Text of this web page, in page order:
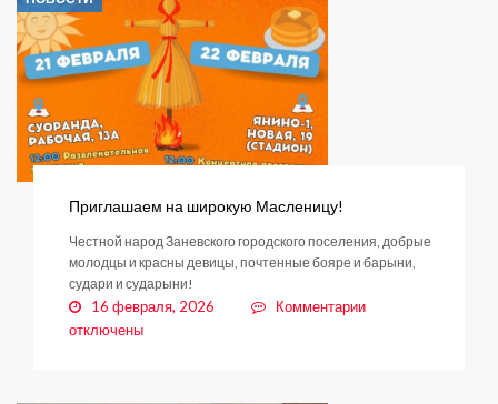
Приглашаем на широкую Масленицу!
Честной народ Заневского городского поселения, добрые
молодцы и красны девицы, почтенные бояре и барыни,
судари и сударыни!
16 февраля, 2026 Комментариик
отключены